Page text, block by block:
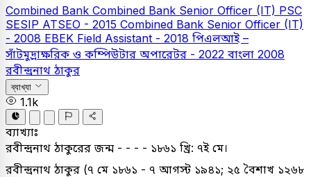
Combined Bank Combined Bank Senior Officer (IT) PSC
SESIP ATSEO - 2015 Combined Bank Senior Officer (IT)
- 2008 EBEK Field Assistant - 2018 পিএলআই –
সাঁটমুদ্রাক্ষরিক ও কম্পিউটার অপারেটর - 2022 বাংলা 2008
রবীন্দ্রনাথ ঠাকুর
ব্যাখ্যা
1.1k
ব্যাখ্যাঃ
রবীন্দ্রনাথ ঠাকুরের জন্ম - - - - ১৮৬১ খ্রি: ৭ই মে।
রবীন্দ্রনাথ ঠাকুর (৭ মে ১৮৬১ - ৭ আগস্ট ১৯৪১; ২৫ বৈশাখ ১২৬৮